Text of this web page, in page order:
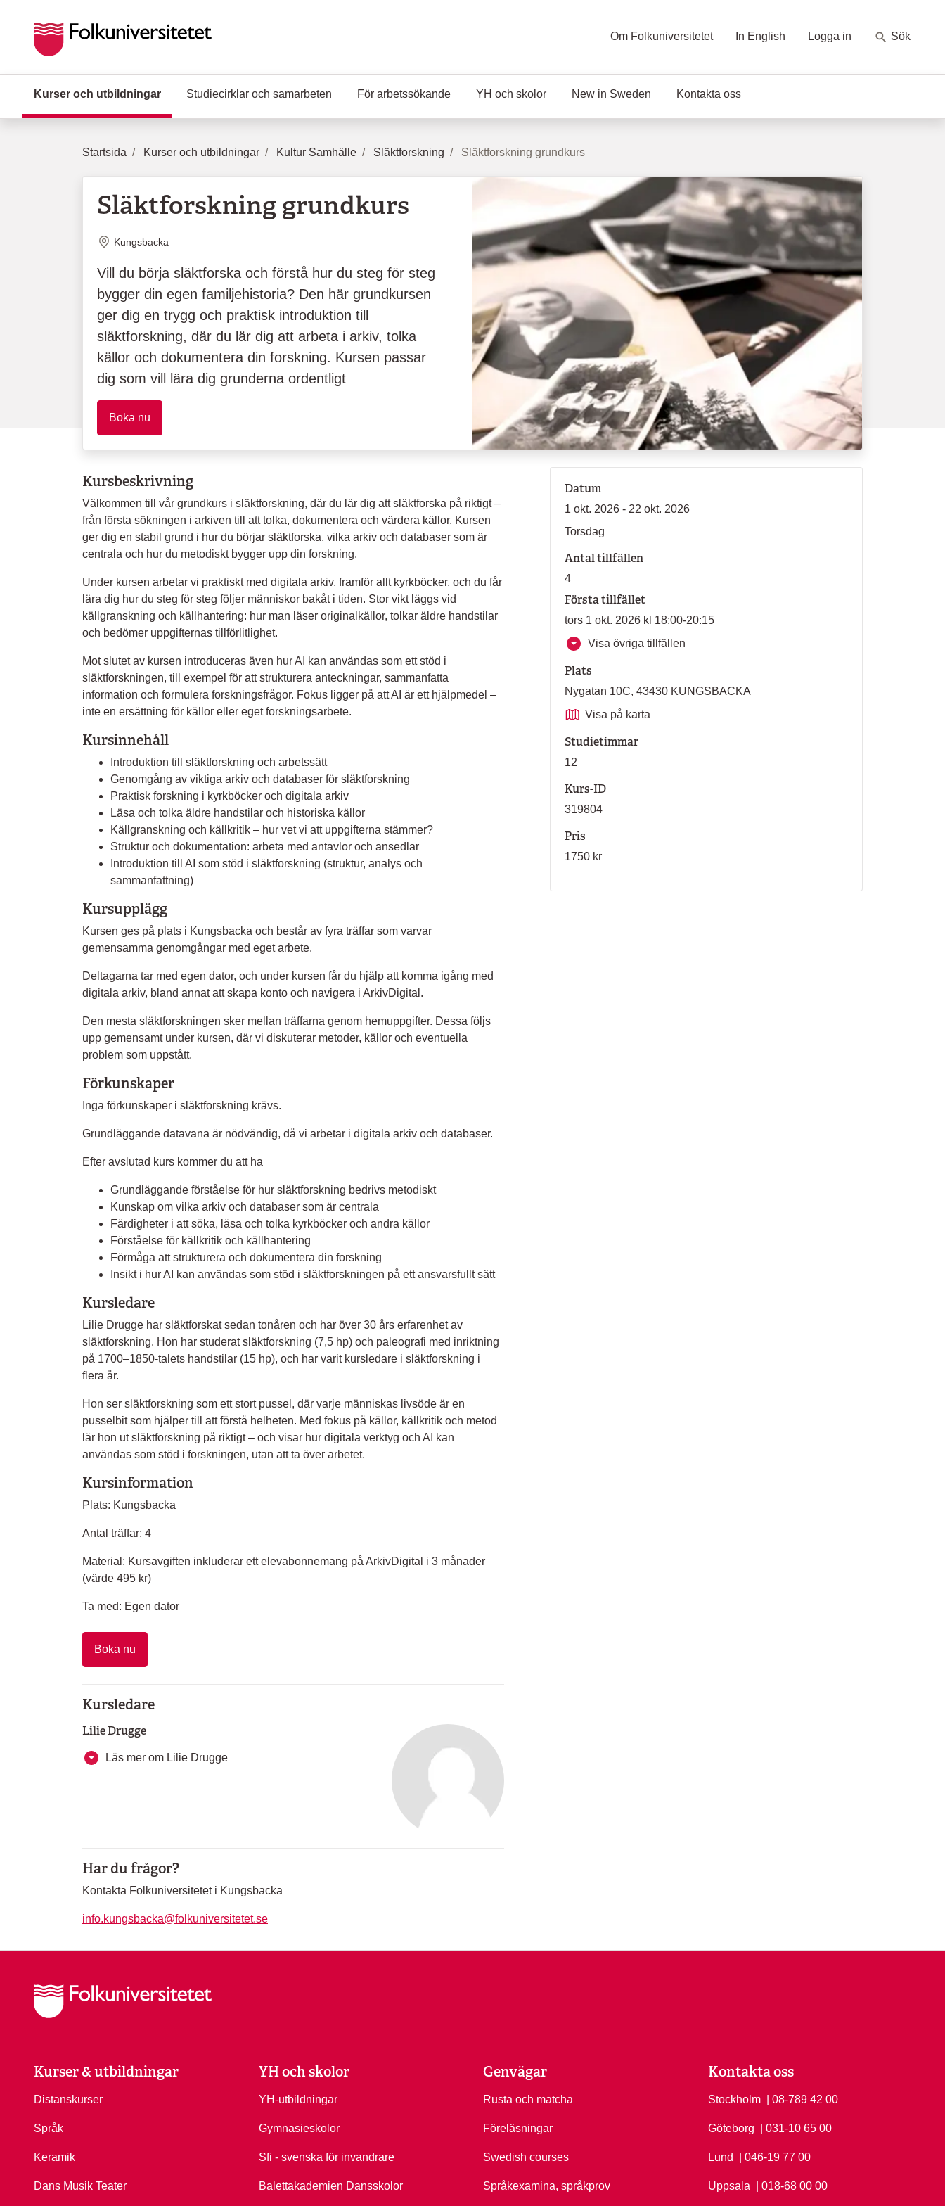
Om Folkuniversitetet In English Logga in Sök
Kurser och utbildningar (Aktuell sida)
Studiecirklar och samarbeten För arbetssökande YH och skolor New in Sweden Kontakta oss
Startsida Kurser och utbildningar Kultur Samhälle Släktforskning Släktforskning grundkurs
Släktforskning grundkurs
Plats
Kungsbacka
Vill du börja släktforska och förstå hur du steg för steg
bygger din egen familjehistoria? Den här grundkursen
ger dig en trygg och praktisk introduktion till
släktforskning, där du lär dig att arbeta i arkiv, tolka
källor och dokumentera din forskning. Kursen passar
dig som vill lära dig grunderna ordentligt
Boka nu
Kursbeskrivning
Välkommen till vår grundkurs i släktforskning, där du lär dig att släktforska på riktigt –
från första sökningen i arkiven till att tolka, dokumentera och värdera källor. Kursen
ger dig en stabil grund i hur du börjar släktforska, vilka arkiv och databaser som är
centrala och hur du metodiskt bygger upp din forskning.
Under kursen arbetar vi praktiskt med digitala arkiv, framför allt kyrkböcker, och du får
lära dig hur du steg för steg följer människor bakåt i tiden. Stor vikt läggs vid
källgranskning och källhantering: hur man läser originalkällor, tolkar äldre handstilar
och bedömer uppgifternas tillförlitlighet.
Mot slutet av kursen introduceras även hur AI kan användas som ett stöd i
släktforskningen, till exempel för att strukturera anteckningar, sammanfatta
information och formulera forskningsfrågor. Fokus ligger på att AI är ett hjälpmedel –
inte en ersättning för källor eller eget forskningsarbete.
Kursinnehåll
Introduktion till släktforskning och arbetssätt
Genomgång av viktiga arkiv och databaser för släktforskning
Praktisk forskning i kyrkböcker och digitala arkiv
Läsa och tolka äldre handstilar och historiska källor
Källgranskning och källkritik – hur vet vi att uppgifterna stämmer?
Struktur och dokumentation: arbeta med antavlor och ansedlar
Introduktion till AI som stöd i släktforskning (struktur, analys och
sammanfattning)
Kursupplägg
Kursen ges på plats i Kungsbacka och består av fyra träffar som varvar
gemensamma genomgångar med eget arbete.
Deltagarna tar med egen dator, och under kursen får du hjälp att komma igång med
digitala arkiv, bland annat att skapa konto och navigera i ArkivDigital.
Den mesta släktforskningen sker mellan träffarna genom hemuppgifter. Dessa följs
upp gemensamt under kursen, där vi diskuterar metoder, källor och eventuella
problem som uppstått.
Förkunskaper
Inga förkunskaper i släktforskning krävs.
Grundläggande datavana är nödvändig, då vi arbetar i digitala arkiv och databaser.
Efter avslutad kurs kommer du att ha
Grundläggande förståelse för hur släktforskning bedrivs metodiskt
Kunskap om vilka arkiv och databaser som är centrala
Färdigheter i att söka, läsa och tolka kyrkböcker och andra källor
Förståelse för källkritik och källhantering
Förmåga att strukturera och dokumentera din forskning
Insikt i hur AI kan användas som stöd i släktforskningen på ett ansvarsfullt sätt
Kursledare
Lilie Drugge har släktforskat sedan tonåren och har över 30 års erfarenhet av
släktforskning. Hon har studerat släktforskning (7,5 hp) och paleografi med inriktning
på 1700–1850-talets handstilar (15 hp), och har varit kursledare i släktforskning i
flera år.
Hon ser släktforskning som ett stort pussel, där varje människas livsöde är en
pusselbit som hjälper till att förstå helheten. Med fokus på källor, källkritik och metod
lär hon ut släktforskning på riktigt – och visar hur digitala verktyg och AI kan
användas som stöd i forskningen, utan att ta över arbetet.
Kursinformation
Plats: Kungsbacka
Antal träffar: 4
Material: Kursavgiften inkluderar ett elevabonnemang på ArkivDigital i 3 månader
(värde 495 kr)
Ta med: Egen dator
Boka nu
Kursledare
Lilie Drugge
Läs mer om Lilie Drugge
Har du frågor?
Kontakta Folkuniversitetet i Kungsbacka
info.kungsbacka@folkuniversitetet.se
Datum
1 okt. 2026 - 22 okt. 2026
Torsdag
Antal tillfällen
4
Första tillfället
tors 1 okt. 2026 kl 18:00-20:15
Visa övriga tillfällen
Plats
Nygatan 10C, 43430 KUNGSBACKA
Visa på karta
Studietimmar
12
Kurs-ID
319804
Pris
1750 kr
Kurser & utbildningar
Distanskurser
Språk
Keramik
Dans Musik Teater
YH och skolor
YH-utbildningar
Gymnasieskolor
Sfi - svenska för invandrare
Balettakademien Dansskolor
Genvägar
Rusta och matcha
Föreläsningar
Swedish courses
Språkexamina, språkprov
Kontakta oss
Stockholm Ring Stockholm på
| 08-789 42 00
Göteborg Ring Göteborg på
| 031-10 65 00
Lund Ring Lund på
| 046-19 77 00
Uppsala Ring Uppsala på
| 018-68 00 00